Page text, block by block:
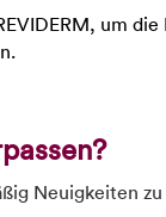
um
Neuigkeiten zu